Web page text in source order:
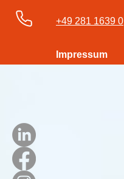
+49 281 1639 0
Impressum